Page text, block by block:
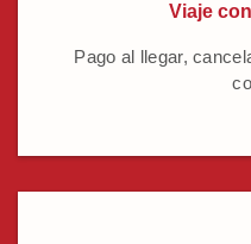
Viaje
Pago al llegar,